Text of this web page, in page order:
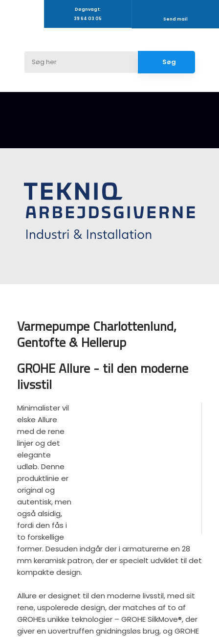
Døgnvagt:
39 64 03 05
Send mail
Varmepumpe Charlottenlund,
Gentofte & Hellerup
GROHE Allure - til den moderne
livsstil
Minimalister vil
elske Allure
med de rene
linjer og det
elegante
udløb. Denne
produktlinie er
original og
autentisk, men
også alsidig,
fordi den fås i
to forskellige
former. Desuden indgår der i armaturerne en 28
mm keramisk patron, der er specielt udviklet til det
kompakte design.
Allure er designet til den moderne livsstil, med sit
rene, uspolerede design, der matches af to af
GROHEs unikke teknologier – GROHE SilkMove®, der
giver en uovertruffen gnidningsløs brug, og GROHE